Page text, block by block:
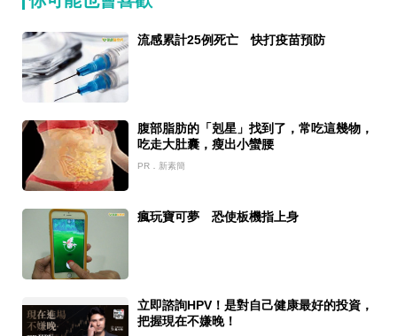
流感累計25例死亡 快打疫苗預防
腹部脂肪的「剋星」找到了，常吃這幾物，
吃走大肚囊，瘦出小蠻腰
PR．新素簡
瘋玩寶可夢 恐使板機指上身
立即諮詢HPV！是對自己健康最好的投資，
把握現在不嫌晚！